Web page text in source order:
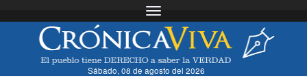
Toggle navigation
Sábado, 08 de agosto del 2026